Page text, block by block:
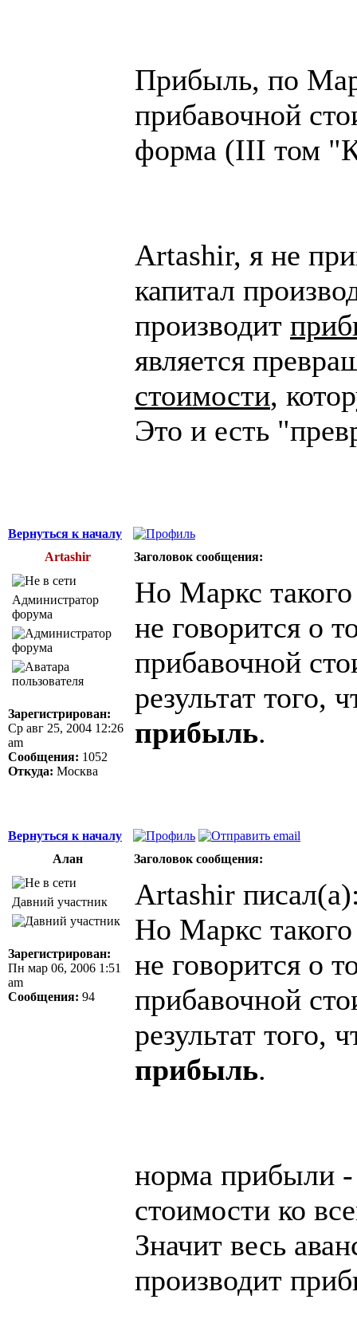
Прибыль, по
прибавочной
форма (III том
Artashir, я не
капитал
производит
является
стоимости,
Это и есть
Вернуться к началу
Artashir
Заголовок сообщения:
Администратор
форума
Зарегистрирован:
Ср авг 25, 2004 12:26
am
Сообщения: 1052
Откуда: Москва
Но Маркс
не говорится о
прибавочной
результат того,
прибыль.
Вернуться к началу
Алан
Заголовок сообщения:
Давний участник
Зарегистрирован:
Пн мар 06, 2006 1:51
am
Сообщения: 94
Artashir
Но Маркс
не говорится о
прибавочной
результат того,
прибыль.
норма прибыли
стоимости ко
Значит весь
производит